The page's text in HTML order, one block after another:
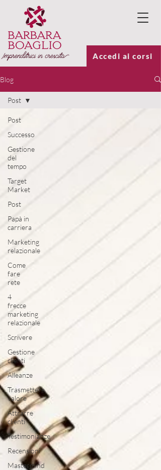
Accedi ai corsi
Blog
Post
Successo
Gestione
del
tempo
Target
Market
Post
Papà in
carriera
Marketing
relazionale
Come
fare
rete
4
frecce
marketing
relazionale
Scrivere
Gestione
clienti
Alleanze
Trasmettere
valore
Attrarre
clienti
Testimonianze
Recensioni
Mastermind
Post